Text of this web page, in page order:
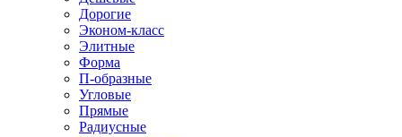
Дорогие
Эконом-класс
Элитные
Форма
П-образные
Угловые
Прямые
Радиусные